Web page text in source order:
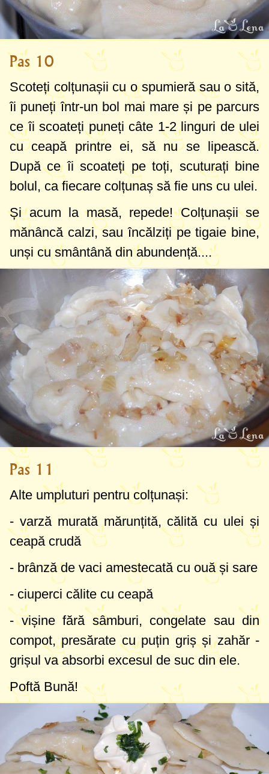
Pas 10
Scoteți colțunașii cu o spumieră sau o sită,
îi puneți într-un bol mai mare și pe parcurs
ce îi scoateți puneți câte 1-2 linguri de ulei
cu ceapă printre ei, să nu se lipească.
După ce îi scoateți pe toți, scuturați bine
bolul, ca fiecare colțunaș să fie uns cu ulei.
Și acum la masă, repede! Colțunașii se
mănâncă calzi, sau încălziți pe tigaie bine,
unși cu smântână din abundență....
Pas 11
Alte umpluturi pentru colțunași:
- varză murată mărunțită, călită cu ulei și
ceapă crudă
- brânză de vaci amestecată cu ouă și sare
- ciuperci călite cu ceapă
- vișine fără sâmburi, congelate sau din
compot, presărate cu puțin griș și zahăr -
grișul va absorbi excesul de suc din ele.
Poftă Bună!